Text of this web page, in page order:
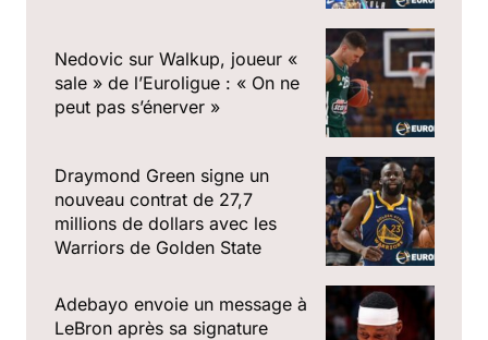
Nedovic sur Walkup, joueur «
sale » de l’Euroligue : « On ne
peut pas s’énerver »
Draymond Green signe un
nouveau contrat de 27,7
millions de dollars avec les
Warriors de Golden State
Adebayo envoie un message à
LeBron après sa signature